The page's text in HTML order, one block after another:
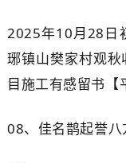
2025年10月28日
琊镇山樊家村观秋
目施工有感留书【
08、 佳名鹊起誉八